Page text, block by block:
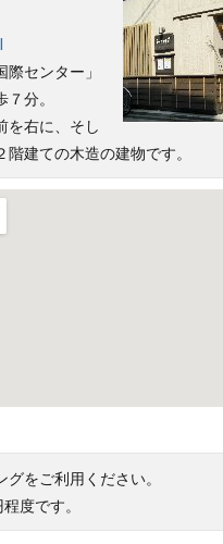
際センター」
分。
を右に、そし
建ての木造の建物です。
をご利用ください。
度です。